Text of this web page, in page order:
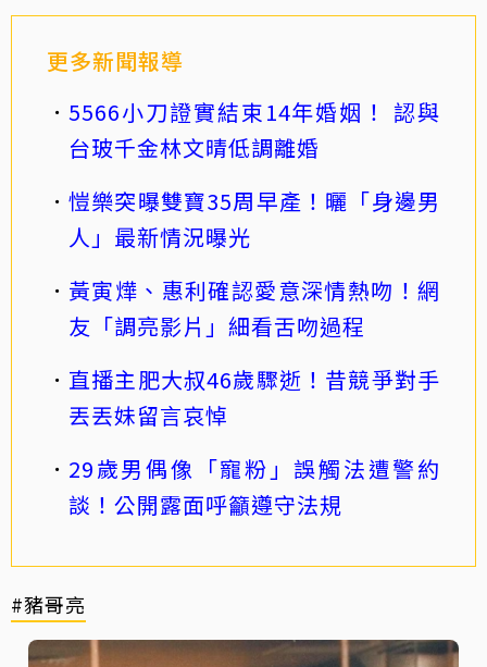
更多新聞報導
5566小刀證實結束14年婚姻！ 認與
台玻千金林文晴低調離婚
愷樂突曝雙寶35周早產！曬「身邊男
人」最新情況曝光
黃寅燁、惠利確認愛意深情熱吻！網
友「調亮影片」細看舌吻過程
直播主肥大叔46歲驟逝！昔競爭對手
丟丟妹留言哀悼
29歲男偶像「寵粉」誤觸法遭警約
談！公開露面呼籲遵守法規
#豬哥亮